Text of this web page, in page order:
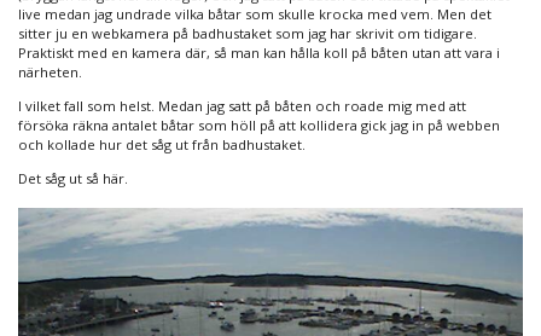
live medan jag undrade vilka båtar som skulle krocka med vem. Men det
sitter ju en webkamera på badhustaket som jag har skrivit om tidigare.
Praktiskt med en kamera där, så man kan hålla koll på båten utan att vara i
närheten.
I vilket fall som helst. Medan jag satt på båten och roade mig med att
försöka räkna antalet båtar som höll på att kollidera gick jag in på webben
och kollade hur det såg ut från badhustaket.
Det såg ut så här.